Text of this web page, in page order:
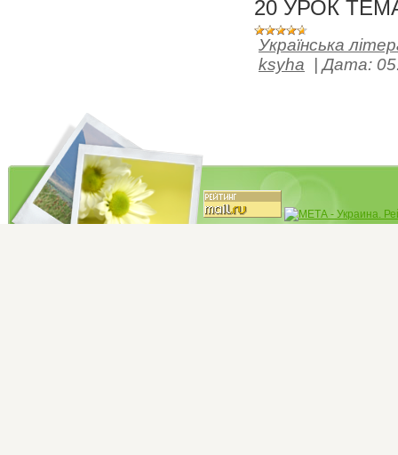
20 УРОК
Українська
ksyha
|Дата: